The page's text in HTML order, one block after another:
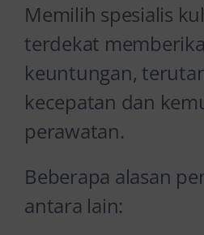
Memilih spesialis
terdekat
keuntungan,
kecepatan dan
perawatan.
Beberapa alasan
antara lain: